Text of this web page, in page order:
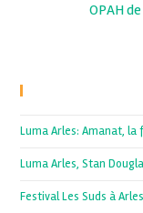
OPAH
Luma Arles: Amanat,
Luma Arles, Stan
Festival Les Suds à